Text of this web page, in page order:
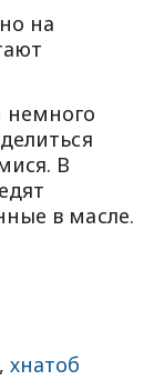
на
немного
В
в масле.
, хнатоб